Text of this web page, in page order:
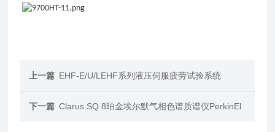
上一篇 EHF-E/U/LEHF系列液压伺服疲劳试验系统
下一篇 Clarus SQ 8珀金埃尔默气相色谱质谱仪PerkinEl